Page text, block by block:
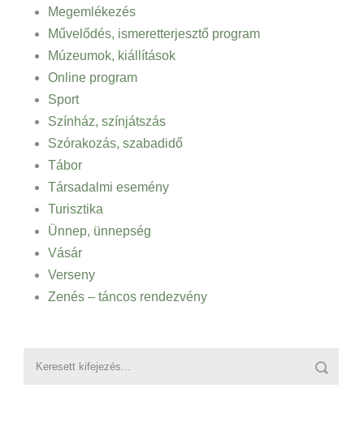
Megemlékezés
Művelődés, ismeretterjesztő program
Múzeumok, kiállítások
Online program
Sport
Színház, színjátszás
Szórakozás, szabadidő
Tábor
Társadalmi esemény
Turisztika
Ünnep, ünnepség
Vásár
Verseny
Zenés – táncos rendezvény